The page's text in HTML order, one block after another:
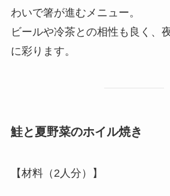
わいで箸が進むメニュー。
ビールや冷茶との相性も良く、
に彩ります。
鮭と夏野菜のホイル焼き
【材料（2人分）】